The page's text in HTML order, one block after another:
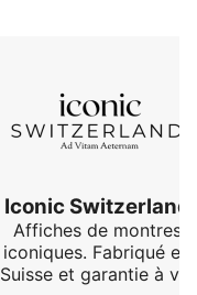
Iconic Switzerland
Affiches de montres
iconiques. Fabriqué en
Suisse et garantie à vie